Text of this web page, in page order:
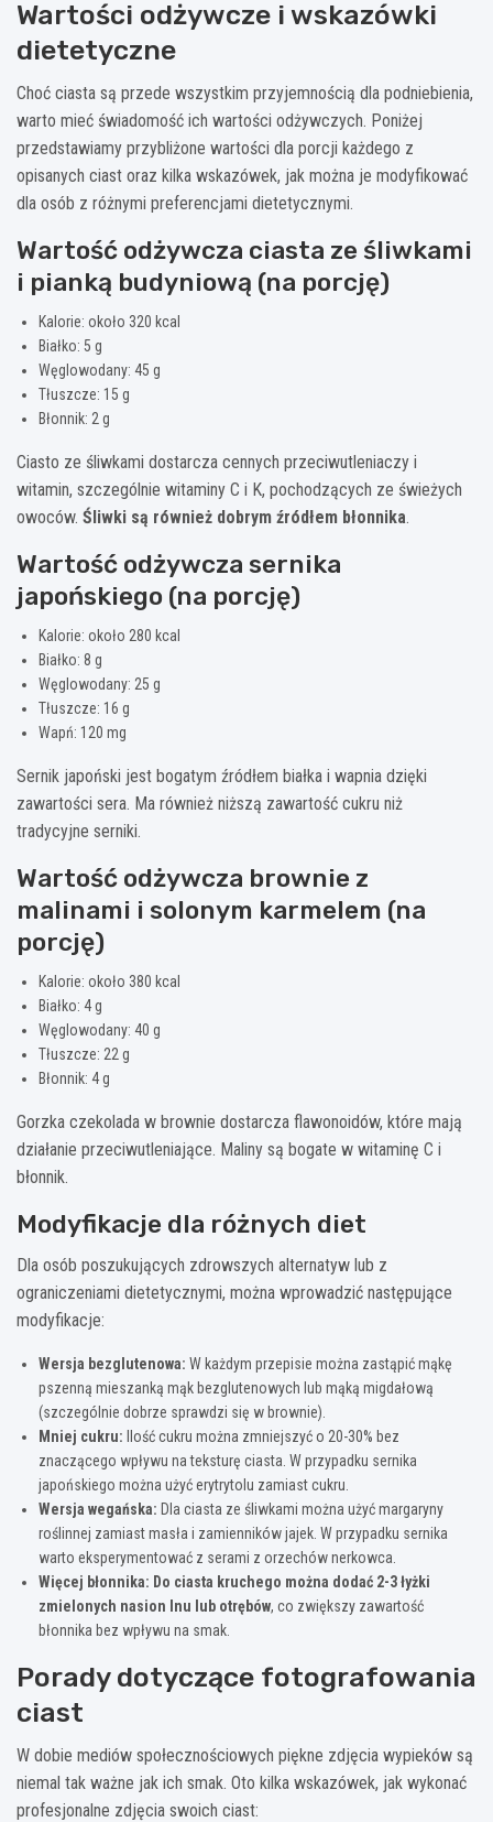
Wartości odżywcze i wskazówki
dietetyczne
Choć ciasta są przede wszystkim przyjemnością dla podniebienia,
warto mieć świadomość ich wartości odżywczych. Poniżej
przedstawiamy przybliżone wartości dla porcji każdego z
opisanych ciast oraz kilka wskazówek, jak można je modyfikować
dla osób z różnymi preferencjami dietetycznymi.
Wartość odżywcza ciasta ze śliwkami
i pianką budyniową (na porcję)
Kalorie: około 320 kcal
Białko: 5 g
Węglowodany: 45 g
Tłuszcze: 15 g
Błonnik: 2 g
Ciasto ze śliwkami dostarcza cennych przeciwutleniaczy i
witamin, szczególnie witaminy C i K, pochodzących ze świeżych
owoców. Śliwki są również dobrym źródłem błonnika.
Wartość odżywcza sernika
japońskiego (na porcję)
Kalorie: około 280 kcal
Białko: 8 g
Węglowodany: 25 g
Tłuszcze: 16 g
Wapń: 120 mg
Sernik japoński jest bogatym źródłem białka i wapnia dzięki
zawartości sera. Ma również niższą zawartość cukru niż
tradycyjne serniki.
Wartość odżywcza brownie z
malinami i solonym karmelem (na
porcję)
Kalorie: około 380 kcal
Białko: 4 g
Węglowodany: 40 g
Tłuszcze: 22 g
Błonnik: 4 g
Gorzka czekolada w brownie dostarcza flawonoidów, które mają
działanie przeciwutleniające. Maliny są bogate w witaminę C i
błonnik.
Modyfikacje dla różnych diet
Dla osób poszukujących zdrowszych alternatyw lub z
ograniczeniami dietetycznymi, można wprowadzić następujące
modyfikacje:
Wersja bezglutenowa: W każdym przepisie można zastąpić mąkę
pszenną mieszanką mąk bezglutenowych lub mąką migdałową
(szczególnie dobrze sprawdzi się w brownie).
Mniej cukru: Ilość cukru można zmniejszyć o 20-30% bez
znaczącego wpływu na teksturę ciasta. W przypadku sernika
japońskiego można użyć erytrytolu zamiast cukru.
Wersja wegańska: Dla ciasta ze śliwkami można użyć margaryny
roślinnej zamiast masła i zamienników jajek. W przypadku sernika
warto eksperymentować z serami z orzechów nerkowca.
Więcej błonnika: Do ciasta kruchego można dodać 2-3 łyżki
zmielonych nasion lnu lub otrębów, co zwiększy zawartość
błonnika bez wpływu na smak.
Porady dotyczące fotografowania
ciast
W dobie mediów społecznościowych piękne zdjęcia wypieków są
niemal tak ważne jak ich smak. Oto kilka wskazówek, jak wykonać
profesjonalne zdjęcia swoich ciast: